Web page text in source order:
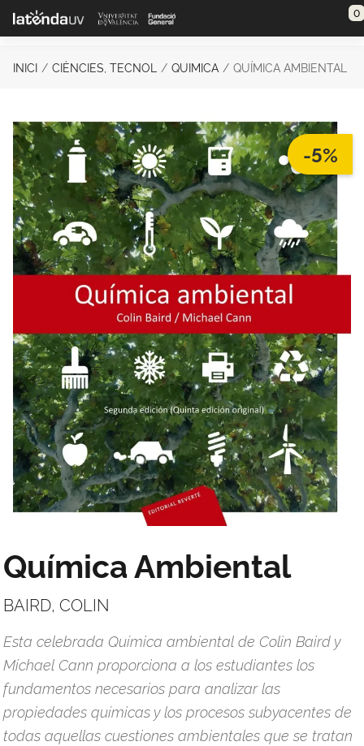
Saltar al contenido principal 0
INICI CIÈNCIES, TECNOL QUIMICA QUÍMICA AMBIENTAL
-5%
Química Ambiental
BAIRD, COLIN
Esta celebrada Química ambiental de Colin Baird y
Michael Cann proporciona a los estudiantes los
fundamentos necesarios para analizar las
propiedades químicas y los procesos subyacentes de
todas aquellas cuestiones ambientales que se tratan